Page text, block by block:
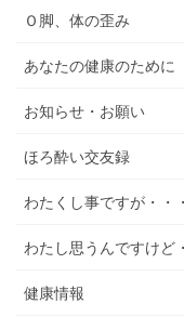
Ｏ脚、体の歪み
あなたの健康のために
お知らせ・お願い
ほろ酔い交友録
わたくし事ですが・・
わたし思うんですけど
健康情報